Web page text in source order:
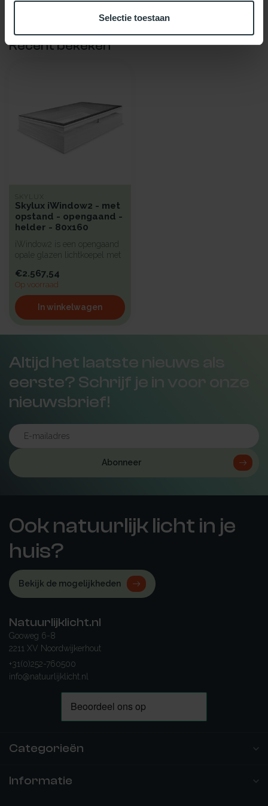
Selectie toestaan
Recent bekeken
SKYLUX
Skylux iWindow2 - met
opstand - opengaand -
helder - 80x160
iWindow2 is een opengaand
opale glazen lichtkoepel met
€2.567,54
Op voorraad
In winkelwagen
Altijd het laatste nieuws als
eerste? Schrijf je in voor onze
nieuwsbrief!
Abonneer
Ook natuurlijk licht in je
huis?
Bekijk de mogelijkheden
Natuurlijklicht.nl
Gooweg 6-8
2211 XV Noordwijkerhout
+31(0)252-760500
info@natuurlijklicht.nl
Categorieën
Informatie